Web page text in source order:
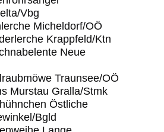
Vbg
Micheldorf/OÖ
Krappfeld/Ktn
Neue
Traunsee/OÖ
Murstau Gralla/Stmk
Östliche
Bgld